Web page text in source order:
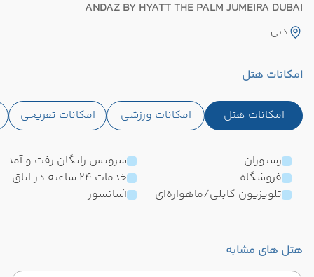
ANDAZ BY HYATT THE PALM JUMEIRA DUBAI
دبی
امکانات هتل
امکانات هتل امکانات ورزشی امکانات تفریحی
رستوران
فروشگاه
تلویزیون کابلی/ماهواره‌ای
سرویس رایگان رفت و آمد
خدمات 24 ساعته در اتاق
آسانسور
هتل های مشابه